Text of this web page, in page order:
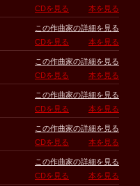
CDを見る
本を見る
この作曲家の詳細を見る
CDを見る
本を見る
この作曲家の詳細を見る
CDを見る
本を見る
この作曲家の詳細を見る
CDを見る
本を見る
この作曲家の詳細を見る
CDを見る
本を見る
この作曲家の詳細を見る
CDを見る
本を見る